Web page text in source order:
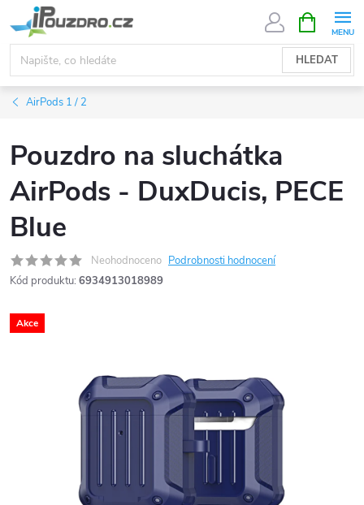
na
obsah
HLEDAT
NÁKUPNÍ
KOŠÍK
AirPods 1 / 2
Pouzdro na sluchátka
AirPods - DuxDucis, PECE
Blue
Neohodnoceno Podrobnosti hodnocení
Kód produktu: 6934913018989
Akce